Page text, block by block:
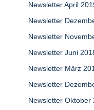
Newsletter April
Newsletter
Newsletter
Newsletter Juni
Newsletter März
Newsletter
Newsletter Oktober